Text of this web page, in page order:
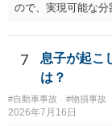
ので、実現可能な
7
息子が起こ
は？
#自動車事故 #物損事故
2026年7月16日